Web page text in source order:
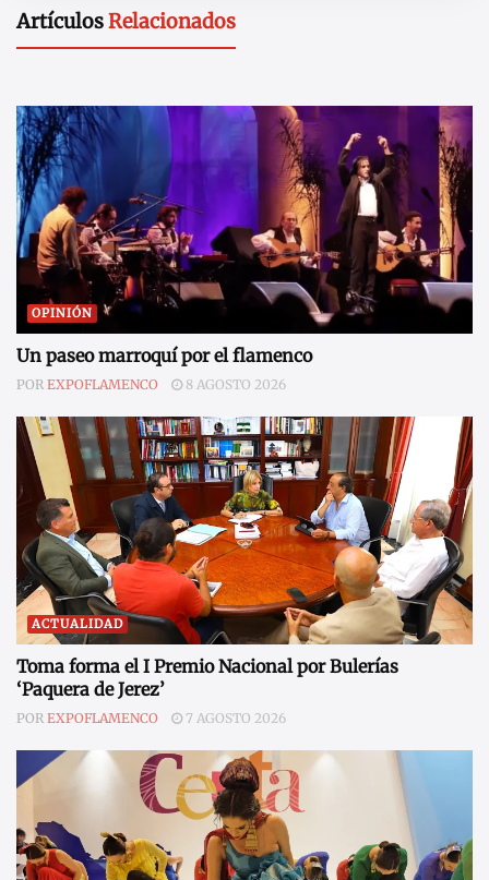
ArtículosRelacionados
OPINIÓN
Un paseo marroquí por el flamenco
POR EXPOFLAMENCO 8 AGOSTO 2026
ACTUALIDAD
Toma forma el I Premio Nacional por Bulerías
‘Paquera de Jerez’
POR EXPOFLAMENCO 7 AGOSTO 2026